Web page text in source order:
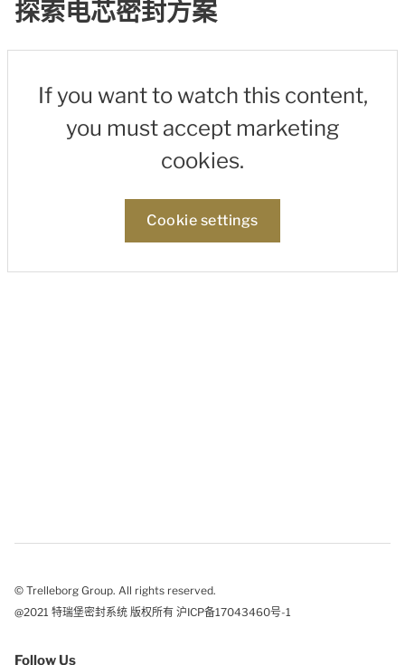
探索电芯密封方案
If you want to watch this content,
you must accept marketing
cookies.
Cookie settings
© Trelleborg Group. All rights reserved.
@2021 特瑞堡密封系统 版权所有 沪ICP备17043460号-1
Follow Us